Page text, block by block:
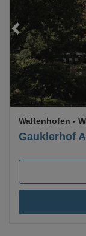
Gauklerhof
Waltenhofen -